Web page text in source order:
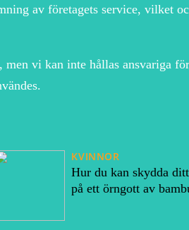
av företagets service, vilket
vi kan inte hållas ansvariga
KVINNOR
Hur du kan skydda
på ett örngott av